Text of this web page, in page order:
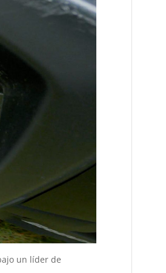
un líder de